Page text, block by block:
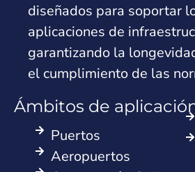
diseñados para soportar
aplicaciones de
garantizando la
el cumplimiento de las
Ámbitos de
Puertos
Aeropuertos